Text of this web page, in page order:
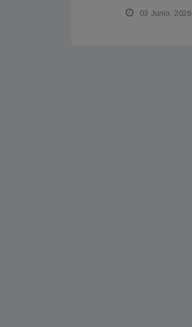
03 Junio, 2026